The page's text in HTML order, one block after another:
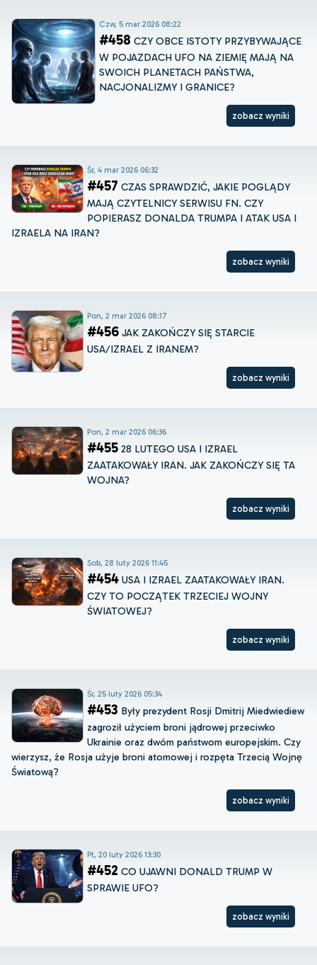
Czw, 5 mar 2026 08:22
#458 CZY OBCE ISTOTY PRZYBYWAJĄCE
W POJAZDACH UFO NA ZIEMIĘ MAJĄ NA
SWOICH PLANETACH PAŃSTWA,
NACJONALIZMY I GRANICE?
zobacz wyniki
Śr, 4 mar 2026 06:32
#457 CZAS SPRAWDZIĆ, JAKIE POGLĄDY
MAJĄ CZYTELNICY SERWISU FN. CZY
POPIERASZ DONALDA TRUMPA I ATAK USA I
IZRAELA NA IRAN?
zobacz wyniki
Pon, 2 mar 2026 08:17
#456 JAK ZAKOŃCZY SIĘ STARCIE
USA/IZRAEL Z IRANEM?
zobacz wyniki
Pon, 2 mar 2026 06:36
#455 28 LUTEGO USA I IZRAEL
ZAATAKOWAŁY IRAN. JAK ZAKOŃCZY SIĘ TA
WOJNA?
zobacz wyniki
Sob, 28 luty 2026 11:45
#454 USA I IZRAEL ZAATAKOWAŁY IRAN.
CZY TO POCZĄTEK TRZECIEJ WOJNY
ŚWIATOWEJ?
zobacz wyniki
Śr, 25 luty 2026 05:34
#453 Były prezydent Rosji Dmitrij Miedwiediew
zagroził użyciem broni jądrowej przeciwko
Ukrainie oraz dwóm państwom europejskim. Czy
wierzysz, że Rosja użyje broni atomowej i rozpęta Trzecią Wojnę
Światową?
zobacz wyniki
Pt, 20 luty 2026 13:30
#452 CO UJAWNI DONALD TRUMP W
SPRAWIE UFO?
zobacz wyniki